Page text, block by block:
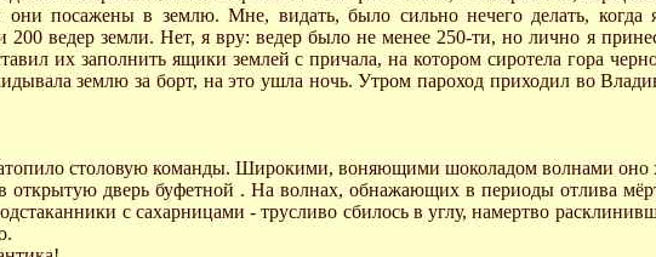
посажены в землю. Мне, видать, было сильно нечего делать, когда
ведер земли. Нет, я вру: ведер было не менее 250-ти, но лично я
их заполнить ящики землей с причала, на котором сиротела гора
землю за борт, на это ушла ночь. Утром пароход приходил во
столовую команды. Широкими, воняющими шоколадом волнами оно
открытую дверь буфетной . На волнах, обнажающих в периоды отлива
с сахарницами - трусливо сбилось в углу, намертво